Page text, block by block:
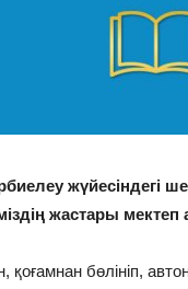
жүйесіндегі
жастары
қоғамнан бөлініп,